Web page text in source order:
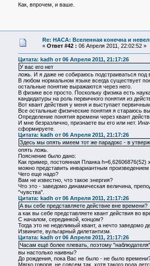
Как, впрочем, и ваше.
Re: НАСА: Вселенная конечна и
« Ответ #42 : 06 Апреля 2011, 22:02:52 »
Цитата: kadh от 06 Апреля 2011, 21:17:26
У вас его нет
ложь. И я даже не собираюсь подстраиваться
В любом нормальном языке всегда существует
остальные понятие выражаются через него.
В физике все просто. Поскольку физика есть
кандидатуры на роль первичного понятия из
Вот квант действия у меня и выступает
Все остальные физические понятия я стараюсь
Определение понятия времени через квант
И мне безразлично, признаете вы его или нет.
сформируете.
Цитата: kadh от 06 Апреля 2011, 21:17:26
Здесь мы опять имеем тот же парадокс - в
опять ложь.
Пояснение было дано:
Как пример, постоянная Планка
можно представить инвариантным
Чего еще надо?
Вам не известно, что такое энергия?
Что это - заведомо динамическая величина,
"чувства".
Цитата: kadh от 06 Апреля 2011, 21:17:26
А вы себе представляете действие вне времени?
а как вы себе представляете квант действия во
С началом, серединкой, концом?
Тогда это не неделимый квант, а нечто заведомо
Извините, вульгарный дилетантизм.
Цитата: kadh от 06 Апреля 2011, 21:17:26
Часам ещё более плевать, поэтому
вы настолько наивны?
До рождения, пока Вас не было - не было
Мягко говоря, не совсем так, хотя такого рода